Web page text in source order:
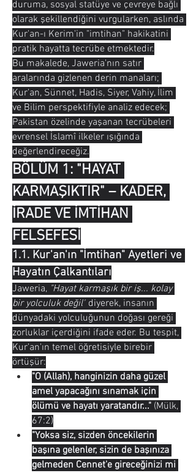
duruma, sosyal statüye ve çevreye bağlı
olarak şekillendiğini vurgularken, aslında
Kur'an-ı Kerim'in "imtihan" hakikatini
pratik hayatta tecrübe etmektedir.
Bu makalede, Jaweria'nın satır
aralarında gizlenen derin manaları;
Kur'an, Sünnet, Hadis, Siyer, Vahiy, İlim
ve Bilim perspektifiyle analiz edecek;
Pakistan özelinde yaşanan tecrübeleri
evrensel İslamî ilkeler ışığında
değerlendireceğiz.
BÖLÜM 1: "HAYAT
KARMAŞIKTIR" – KADER,
İRADE VE İMTİHAN
FELSEFESİ
1.1. Kur'an'ın "İmtihan" Ayetleri ve
Hayatın Çalkantıları
Jaweria, "Hayat karmaşık bir iş... kolay
bir yolculuk değil" diyerek, insanın
dünyadaki yolculuğunun doğası gereği
zorluklar içerdiğini ifade eder. Bu tespit,
Kur'an'ın temel öğretisiyle birebir
örtüşür:
"O (Allah), hanginizin daha güzel
amel yapacağını sınamak için
ölümü ve hayatı yaratandır..." (Mülk,
67:2)
"Yoksa siz, sizden öncekilerin
başına gelenler, sizin de başınıza
gelmeden Cennet'e gireceğinizi mi